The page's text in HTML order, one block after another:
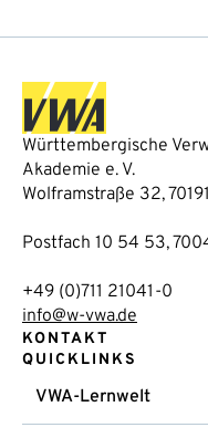
Württembergische
Akademie e. V.
Wolframstraße 32,
Postfach 10 54 53,
+49 (0)711 21041-0
info@w-vwa.de
KONTAKT
QUICKLINKS
VWA-Lernwelt